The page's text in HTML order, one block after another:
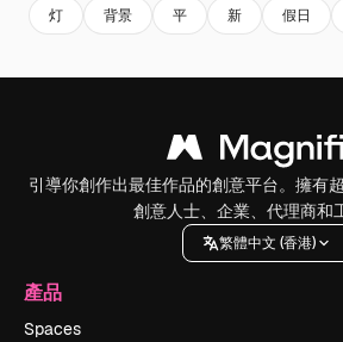
灯 背景 平 新 假日
引導你創作出最佳作品的創意平台。擁有
創意人士、企業、代理商和
繁體中文 (香港)
產品
Spaces